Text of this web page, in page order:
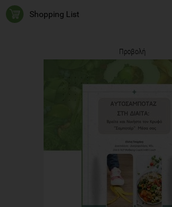
Shopping List
Προβολή